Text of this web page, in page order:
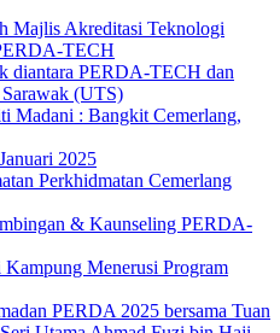
Majlis Akreditasi Teknologi
TECH
diantara PERDA-TECH dan
(UTS)
Madani : Bangkit Cemerlang,
2025
Perkhidmatan Cemerlang
& Kaunseling PERDA-
Menerusi Program
PERDA 2025 bersama Tuan